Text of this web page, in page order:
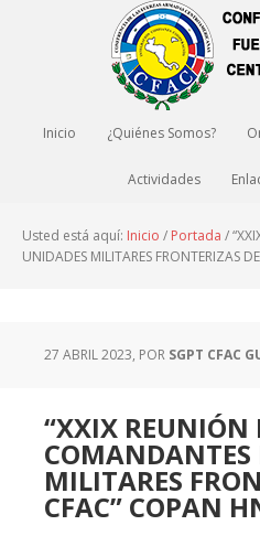
Inicio ¿Quiénes Somos?
Actividades
Usted está aquí: Inicio / Portada /
UNIDADES MILITARES FRONTERIZAS
27 ABRIL 2023, POR SGPT CFAC
“XXIX REUNIÓN
COMANDANTES
MILITARES
CFAC” COPAN